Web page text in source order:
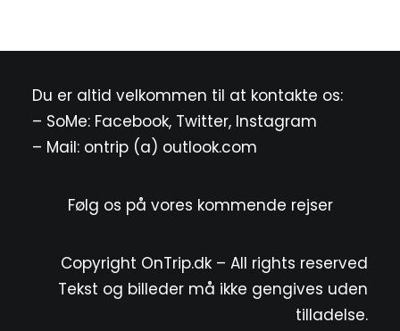
Du er altid velkommen til at kontakte os:
– SoMe: Facebook, Twitter, Instagram
– Mail: ontrip (a) outlook.com
Følg os på vores kommende rejser
Copyright OnTrip.dk – All rights reserved
Tekst og billeder må ikke gengives uden
tilladelse.